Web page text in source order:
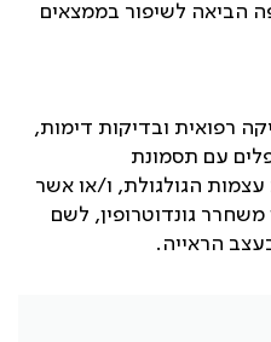
הביאה לשיפור בממצאים
רפואית ובדיקות דימות,
עם תסמונת
עצמות הגולגולת, ו/או אשר
גונדוטרופין, לשם
הראייה.